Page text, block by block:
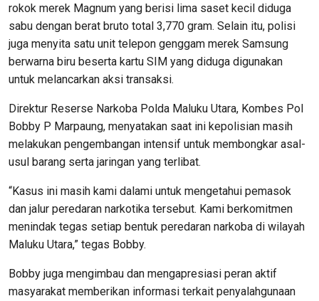
rokok merek Magnum yang berisi lima saset kecil diduga
sabu dengan berat bruto total 3,770 gram. Selain itu, polisi
juga menyita satu unit telepon genggam merek Samsung
berwarna biru beserta kartu SIM yang diduga digunakan
untuk melancarkan aksi transaksi.
Direktur Reserse Narkoba Polda Maluku Utara, Kombes Pol
Bobby P Marpaung, menyatakan saat ini kepolisian masih
melakukan pengembangan intensif untuk membongkar asal-
usul barang serta jaringan yang terlibat.
“Kasus ini masih kami dalami untuk mengetahui pemasok
dan jalur peredaran narkotika tersebut. Kami berkomitmen
menindak tegas setiap bentuk peredaran narkoba di wilayah
Maluku Utara,” tegas Bobby.
Bobby juga mengimbau dan mengapresiasi peran aktif
masyarakat memberikan informasi terkait penyalahgunaan